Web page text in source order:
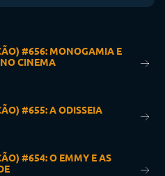
#656: MONOGAMIA E
CINEMA
#655: A ODISSEIA
#654: O EMMY E AS